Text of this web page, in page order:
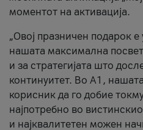
моментот на активација.
„Овој празничен подарок
нашата максимална
и за стратегијата што
континуитет. Во А1,
корисник да го добие
најпотребно во
и најквалитетен можен